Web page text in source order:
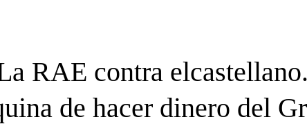
RAE contra
de hacer dinero del